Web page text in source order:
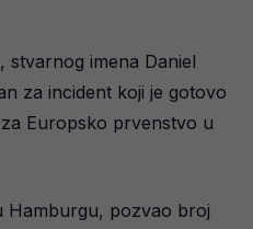
imena Daniel
za incident koji je gotovo
Europsko prvenstvo u
Hamburgu, pozvao broj